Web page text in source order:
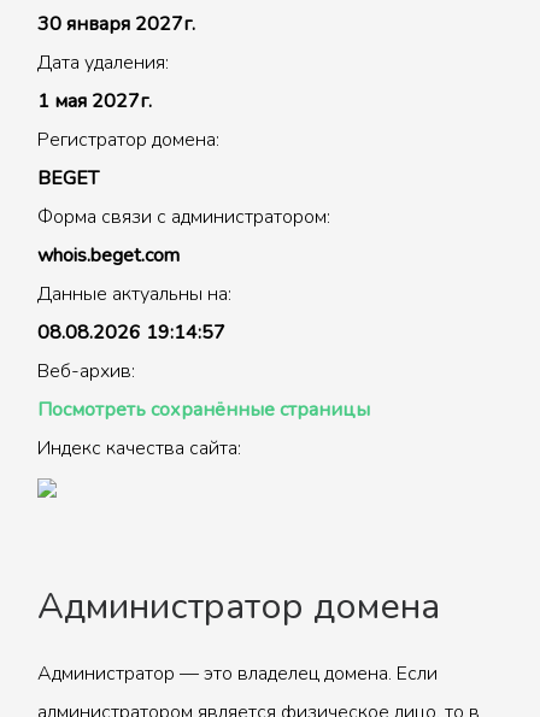
30 января 2027г.
Дата удаления:
1 мая 2027г.
Регистратор домена:
BEGET
Форма связи с администратором:
whois.beget.com
Данные актуальны на:
08.08.2026 19:14:57
Веб-архив:
Посмотреть сохранённые страницы
Индекс качества сайта:
Администратор домена
Администратор — это владелец домена. Если